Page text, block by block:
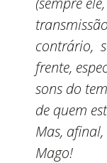
contrário,
frente,
sons do
de quem
Mas,
Mago!